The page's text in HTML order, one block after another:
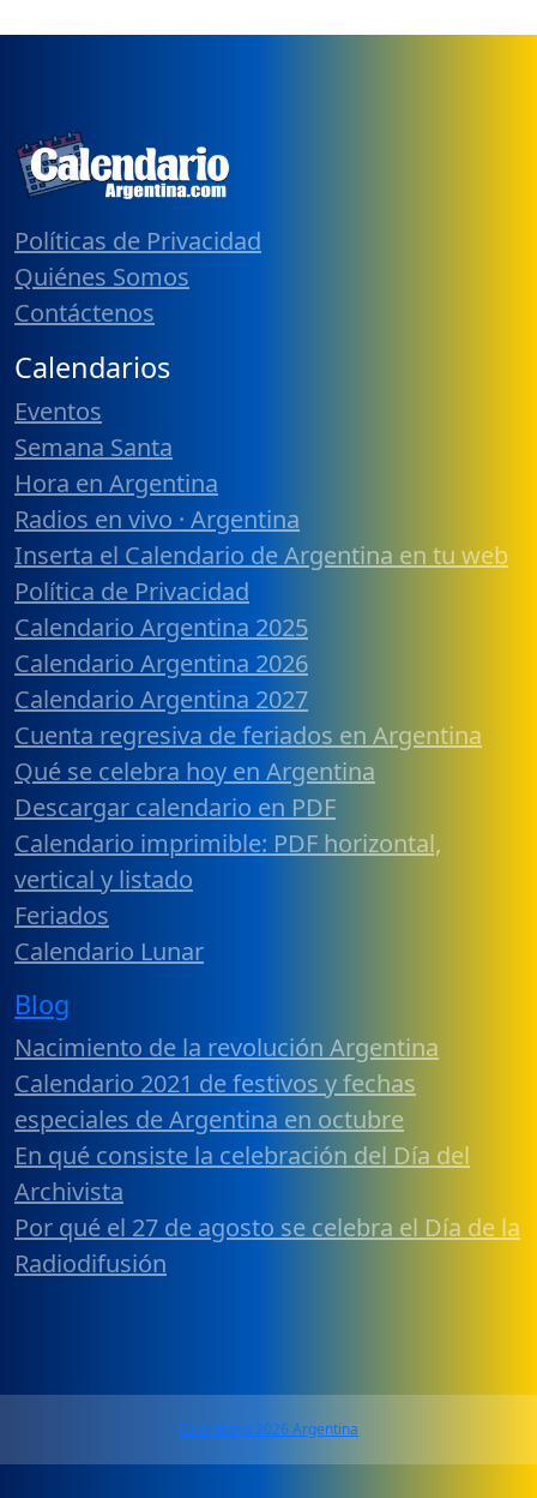
Políticas de Privacidad
Quiénes Somos
Contáctenos
Calendarios
Eventos
Semana Santa
Hora en Argentina
Radios en vivo · Argentina
Inserta el Calendario de Argentina en tu web
Política de Privacidad
Calendario Argentina 2025
Calendario Argentina 2026
Calendario Argentina 2027
Cuenta regresiva de feriados en Argentina
Qué se celebra hoy en Argentina
Descargar calendario en PDF
Calendario imprimible: PDF horizontal,
vertical y listado
Feriados
Calendario Lunar
Blog
Nacimiento de la revolución Argentina
Calendario 2021 de festivos y fechas
especiales de Argentina en octubre
En qué consiste la celebración del Día del
Archivista
Por qué el 27 de agosto se celebra el Día de la
Radiodifusión
Calendario 2026 Argentina